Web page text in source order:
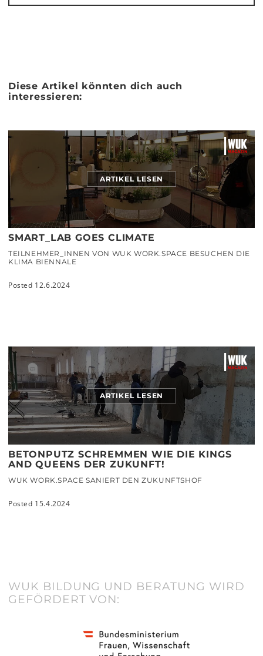
Diese Artikel könnten dich auch
interessieren:
ARTIKEL LESEN
SMART_LAB GOES CLIMATE
TEILNEHMER_INNEN VON WUK WORK.SPACE BESUCHEN DIE
KLIMA BIENNALE
Posted 12.6.2024
ARTIKEL LESEN
BETONPUTZ SCHREMMEN WIE DIE KINGS
AND QUEENS DER ZUKUNFT!
WUK WORK.SPACE SANIERT DEN ZUKUNFTSHOF
Posted 15.4.2024
WUK BILDUNG UND BERATUNG WIRD
GEFÖRDERT VON: